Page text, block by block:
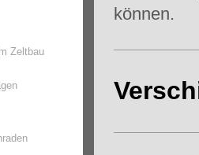
können.
Zeltbau